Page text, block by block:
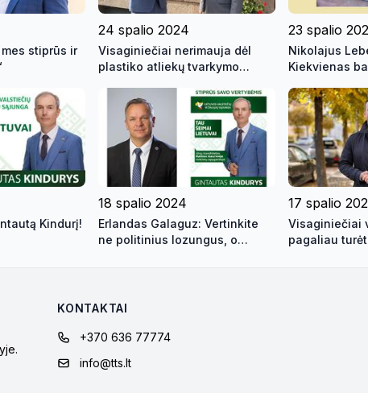
mes stiprūs ir
24 spalio 2024
Visaginiečiai nerimauja dėl
plastiko atliekų tvarkymo
savivaldybės teritorijoje
23 spalio
Nikolajus
Kiekvienas
Kindurį!
18 spalio 2024
Erlandas Galaguz: Vertinkite
ne politinius lozungus, o
17 spalio
Visaginiečiai
pagaliau
KONTAKTAI
+370 636 77774
info@tts.lt